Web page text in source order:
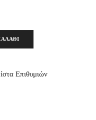
Επιθυμιών